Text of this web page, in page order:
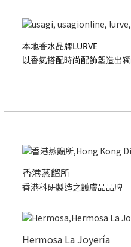
本地香水品牌LURVE
以香氣搭配時尚配飾塑造出
香港蒸餾所
香港科研製造之護膚品品牌
Hermosa La Joyería